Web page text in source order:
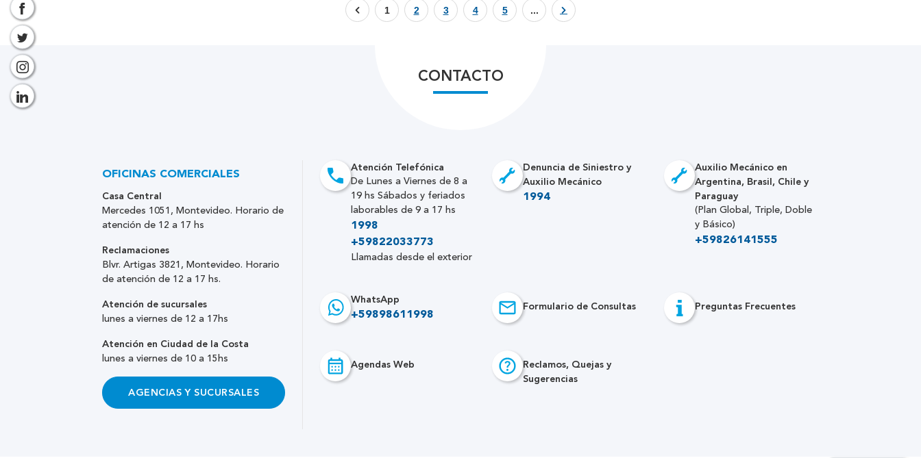
1 2 3 4 5 ...
CONTACTO
Atención Telefónica
De Lunes a Viernes de 8 a
19 hs Sábados y feriados
laborables de 9 a 17 hs
1998
+59822033773
Llamadas desde el exterior
Denuncia de Siniestro y
Auxilio Mecánico
1994
Auxilio Mecánico en
Argentina, Brasil, Chile y
Paraguay
(Plan Global, Triple, Doble
y Básico)
+59826141555
WhatsApp
+59898611998
Formulario de Consultas Preguntas Frecuentes
Agendas Web
Reclamos, Quejas y
Sugerencias
OFICINAS COMERCIALES
Casa Central
Mercedes 1051, Montevideo. Horario de
atención de 12 a 17 hs
Reclamaciones
Blvr. Artigas 3821, Montevideo. Horario
de atención de 12 a 17 hs.
Atención de sucursales
lunes a viernes de 12 a 17hs
Atención en Ciudad de la Costa
lunes a viernes de 10 a 15hs
AGENCIAS Y SUCURSALES